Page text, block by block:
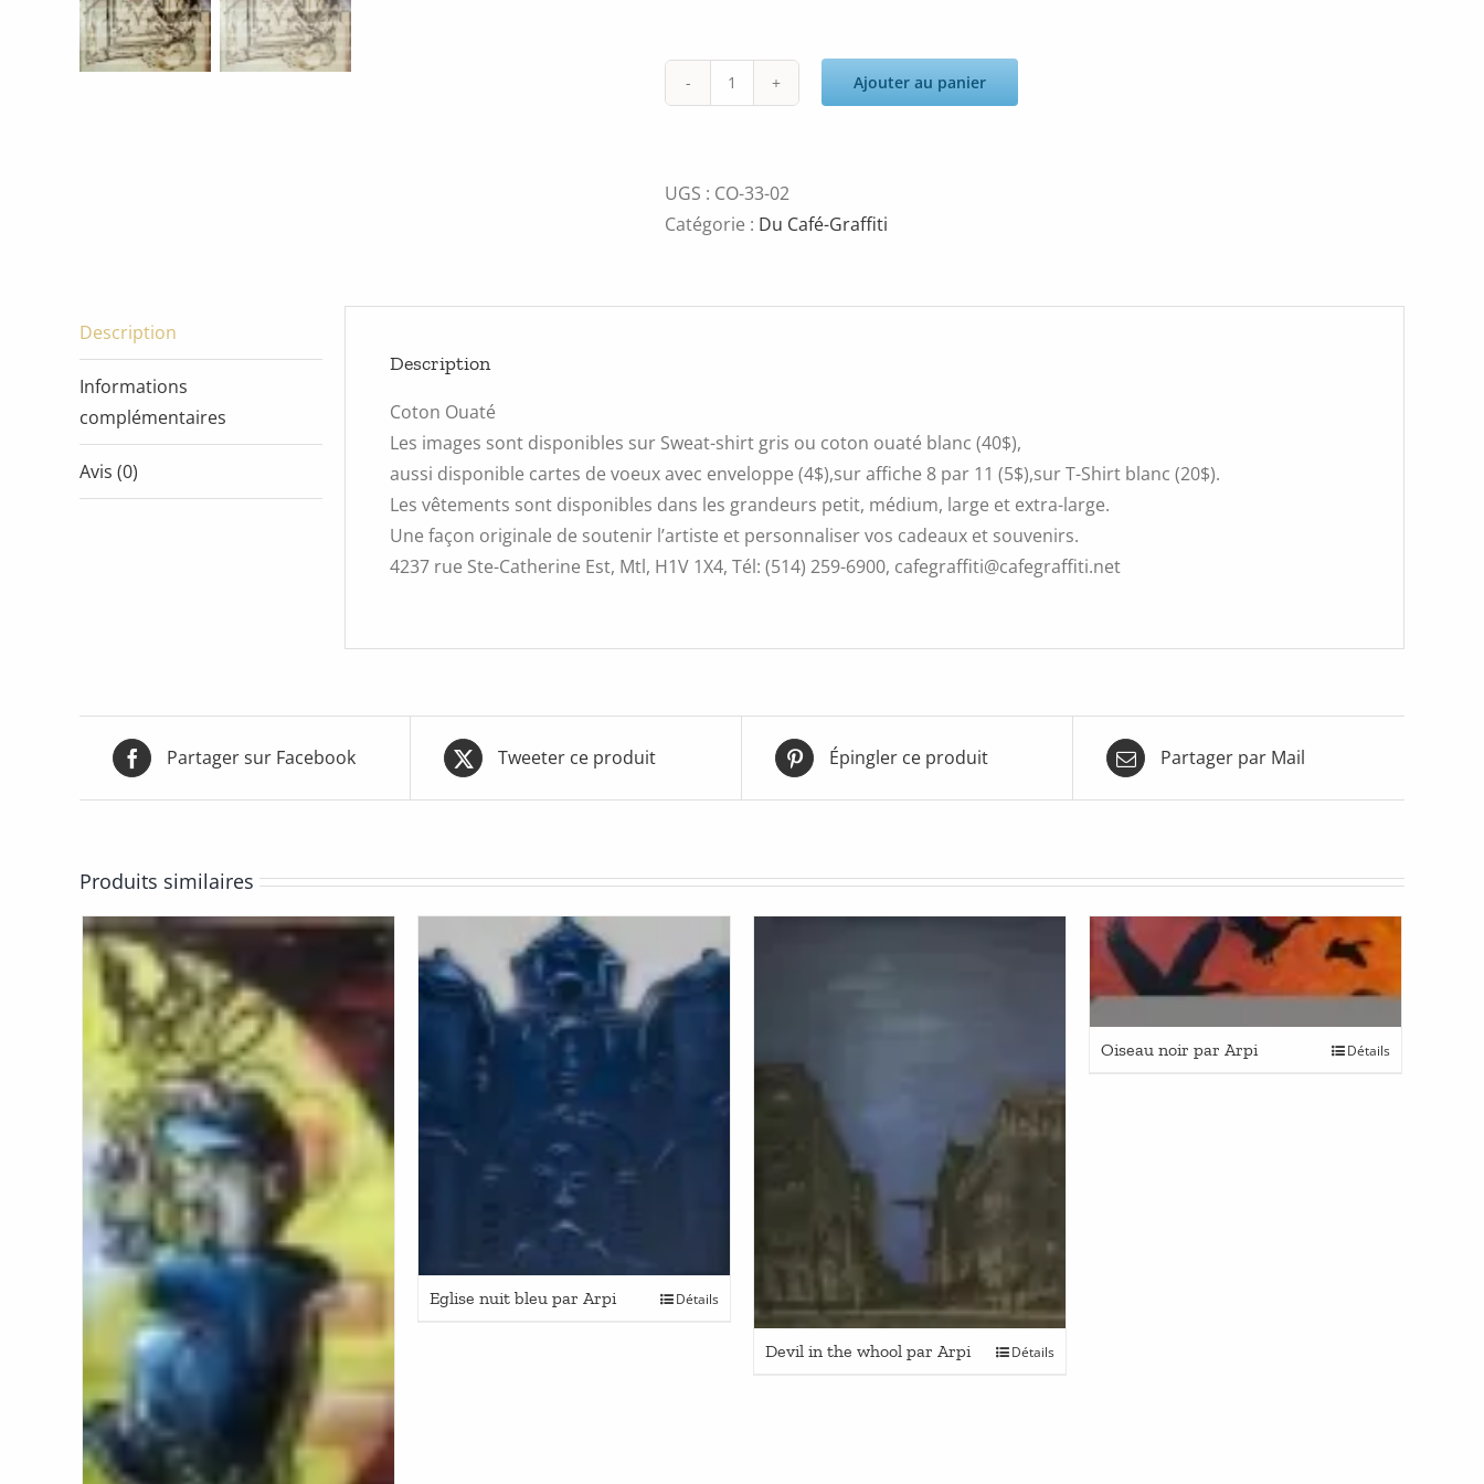
quantité
beyale
Ajouter au panier
UGS : CO-33-02
Catégorie : Du Café-Graffiti
Description
Informations
complémentaires
Avis (0)
Description
Coton Ouaté
Les images sont disponibles sur Sweat-shirt gris ou coton ouaté blanc (40$),
aussi disponible cartes de voeux avec enveloppe (4$),sur affiche 8 par 11 (5$),sur T-Shirt blanc (20$).
Les vêtements sont disponibles dans les grandeurs petit, médium, large et extra-large.
Une façon originale de soutenir l’artiste et personnaliser vos cadeaux et souvenirs.
4237 rue Ste-Catherine Est, Mtl, H1V 1X4, Tél: (514) 259-6900, cafegraffiti@cafegraffiti.net
Partager sur Facebook Tweeter ce produit Épingler ce produit Partager par Mail
Produits similaires
Eglise nuit bleu par Arpi Détails
Devil in the whool par Arpi Détails
Oiseau noir par Arpi Détails